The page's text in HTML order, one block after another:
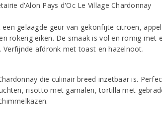
gelaagde geur van gekonfijte citroen,
rokerig eiken. De smaak is vol en romig met
Verfijnde afdronk met toast en hazelnoot.
die culinair breed inzetbaar is.
risotto met garnalen, tortilla met